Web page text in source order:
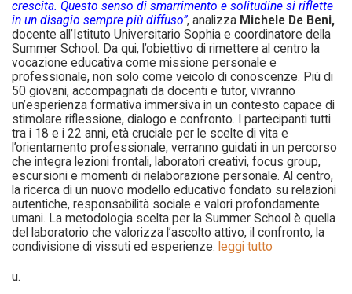
crescita. Questo senso di smarrimento e solitudine si riflette
in un disagio sempre più diffuso”, analizza Michele De Beni,
docente all’Istituto Universitario Sophia e coordinatore della
Summer School. Da qui, l’obiettivo di rimettere al centro la
vocazione educativa come missione personale e
professionale, non solo come veicolo di conoscenze. Più di
50 giovani, accompagnati da docenti e tutor, vivranno
un’esperienza formativa immersiva in un contesto capace di
stimolare riflessione, dialogo e confronto. I partecipanti tutti
tra i 18 e i 22 anni, età cruciale per le scelte di vita e
l’orientamento professionale, verranno guidati in un percorso
che integra lezioni frontali, laboratori creativi, focus group,
escursioni e momenti di rielaborazione personale. Al centro,
la ricerca di un nuovo modello educativo fondato su relazioni
autentiche, responsabilità sociale e valori profondamente
umani. La metodologia scelta per la Summer School è quella
del laboratorio che valorizza l’ascolto attivo, il confronto, la
condivisione di vissuti ed esperienze. leggi tutto
u.